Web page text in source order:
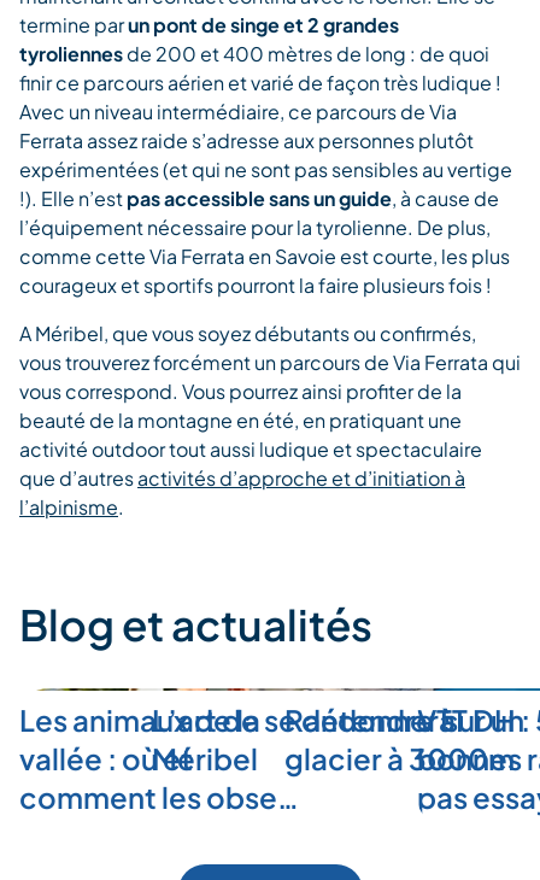
termine parun pont de singe et 2 grandes
tyroliennesde 200 et 400 mètres de long : de quoi
finir ce parcours aérien et varié de façon très ludique !
Avec un niveau intermédiaire, ce parcours de Via
Ferrata assez raide s’adresse aux personnes plutôt
expérimentées (et qui ne sont pas sensibles au vertige
!). Elle n’estpas accessible sans un guide, à cause de
l’équipement nécessaire pour la tyrolienne. De plus,
comme cette Via Ferrata en Savoie est courte, les plus
courageux et sportifs pourront la faire plusieurs fois !
A Méribel, que vous soyez débutants ou confirmés,
vous trouverez forcément un parcours de Via Ferrata qui
vous correspond. Vous pourrez ainsi profiter de la
beauté de la montagne en été, en pratiquant une
activité outdoor tout aussi ludique et spectaculaire
que d’autresactivités d’approche et d’initiation à
l’alpinisme.
Blog et actualités
Les animaux de la
vallée : où et
comment les obse…
L’art de se détendre à
Méribel
Randonner sur un
glacier à 3000m
VTT DH
bonnes
pas